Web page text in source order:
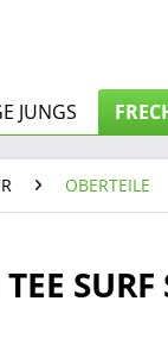
JUNGS
OBERTEILE